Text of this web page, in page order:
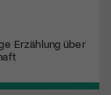
Erzählung über